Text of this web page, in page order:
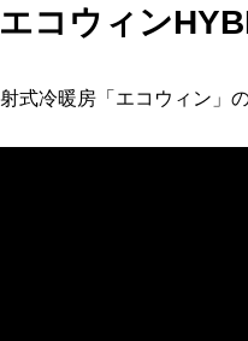
コウィン
式冷暖房「エコウィン」